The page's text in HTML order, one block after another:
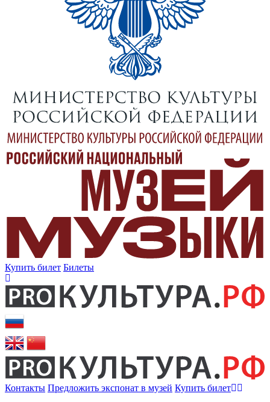
Купить билет Билеты
Контакты Предложить экспонат в музей Купить билет